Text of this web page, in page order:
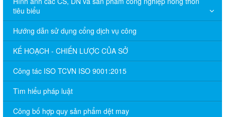
tiêu biểu
Hướng dẫn sử dụng cổng dịch vụ công
KẾ HOẠCH - CHIẾN LƯỢC CỦA SỞ
Công tác ISO TCVN ISO 9001:2015
Tìm hiểu pháp luật
Công bố hợp quy sản phẩm dệt may